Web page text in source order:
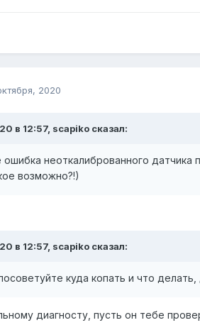
2020
в 12:57, scapiko сказал:
неоткалиброванного датчика
возможно?!)
в 12:57, scapiko сказал:
куда копать и что
диагносту, пусть он тебе